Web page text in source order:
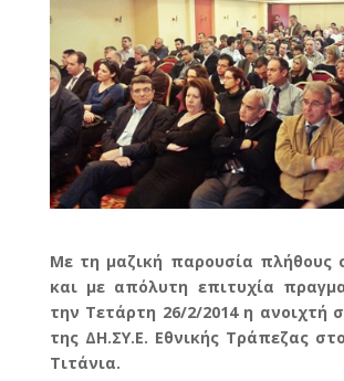
Με τη μαζική παρουσία πλήθους
και με απόλυτη επιτυχία
την Τετάρτη 26/2/2014 η ανοιχτή
της ΔΗ.ΣΥ.Ε. Εθνικής Τράπεζας
Τιτάνια.